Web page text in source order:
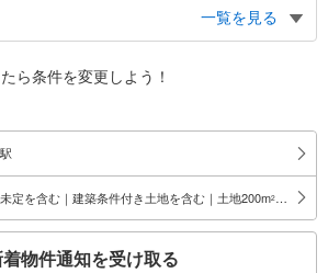
一覧を見る
ら条件を変更しよう！
定を含む｜建築条件付き土地を含む｜土地200m2 以上
物件通知を受け取る